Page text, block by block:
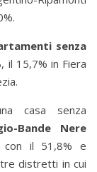
senza
, il 15,7% in Fiera
casa senza
Bande Nere
con il 51,8% e
distretti in cui